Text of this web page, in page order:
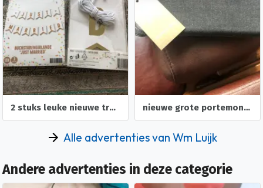
nieuwe grote portemonnee denim met leer op de hoekjes kleur 2 stuks als nieuw boeken van danielle steel
Alle advertenties van Wm Luijk
Andere advertenties in deze categorie